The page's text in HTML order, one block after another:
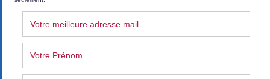
Conditions générales de vente (Coaching)
Suivez-nous sur Facebook